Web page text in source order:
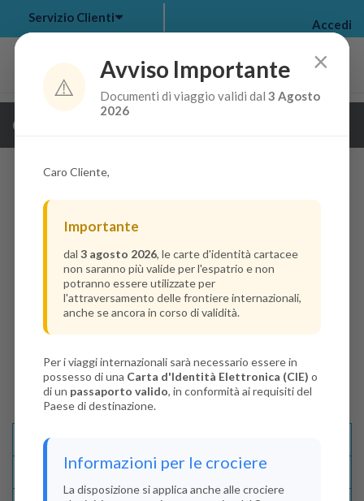
my bookings >
Servizio Clienti Accedi
Guarda i dettagli della crociera
Disponibilità
×
⚠️
Avviso Importante
Documenti di viaggio validi dal3 Agosto
2026
Caro Cliente,
Importante
dal 3 agosto 2026, le carte d'identità cartacee
non saranno più valide per l'espatrio e non
potranno essere utilizzate per
l'attraversamento delle frontiere internazionali,
anche se ancora in corso di validità.
Per i viaggi internazionali sarà necessario essere in
possesso di una Carta d'Identità Elettronica (CIE) o
di un passaporto valido, in conformità ai requisiti del
Paese di destinazione.
Informazioni per le crociere
La disposizione si applica anche alle crociere